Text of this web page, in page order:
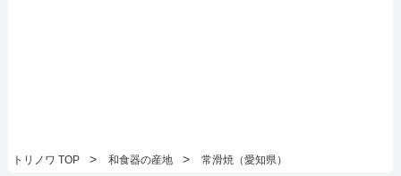
トリノワ TOP > 和食器の産地 > 常滑焼（愛知県）